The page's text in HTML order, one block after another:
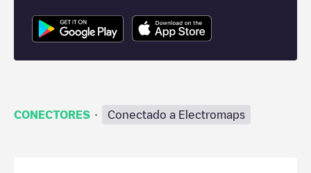
CONECTORES · Conectado a Electromaps